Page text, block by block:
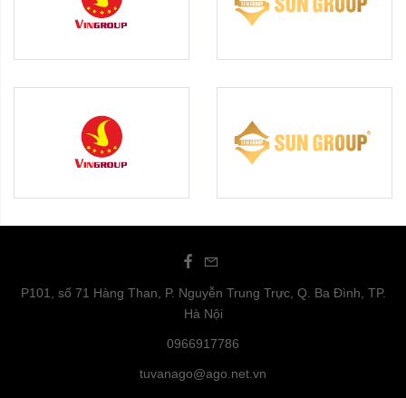
P101, số 71 Hàng Than, P. Nguyễn Trung Trực, Q. Ba Đình, TP.
Hà Nội
0966917786
tuvanago@ago.net.vn